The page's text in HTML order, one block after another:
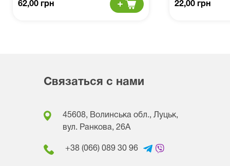
62,00 грн 22,00 грн
Связаться с нами
45608, Волинська обл., Луцьк,
вул. Ранкова, 26A
+38 (066) 089 30 96